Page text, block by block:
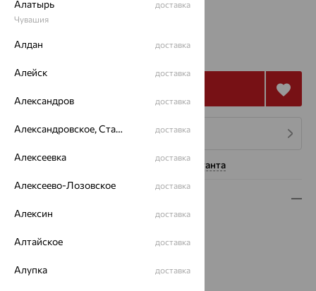
Калькулятор размера Другой размер
1 948
4 платежа по 487 ₽
Нужна помощь консультанта
Вес:1.73 — 1.89
Проба:
Алатырь
Чувашия
доставка
Алдан доставка
Алейск доставка
Александров доставка
Александровское, Ставропольский край доставка
Алексеевка доставка
Алексеево-Лозовское доставка
Алексин доставка
Алтайское доставка
Алупка доставка